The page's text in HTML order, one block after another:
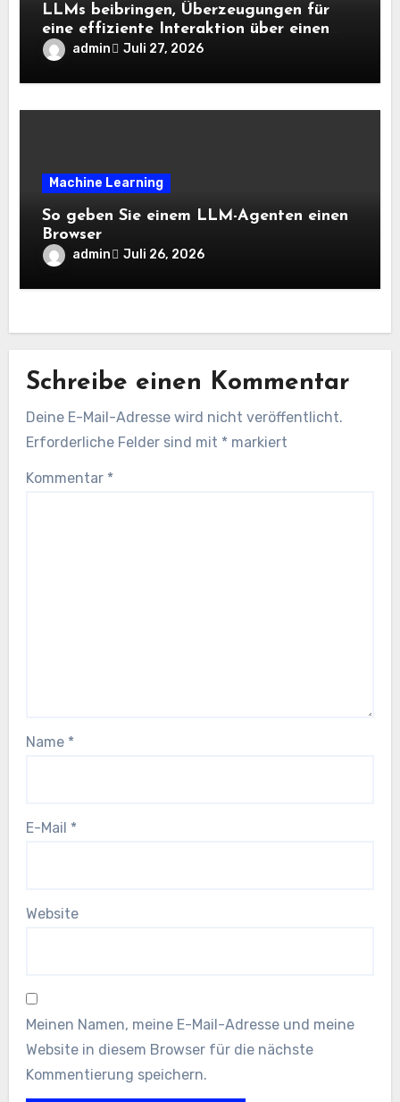
LLMs beibringen, Überzeugungen für
eine effiziente Interaktion über einen
langen Horizont hinweg zu aktualisieren
– The Berkeley Synthetic Intelligence
Analysis Weblog
admin Juli 27, 2026
Machine Learning
So geben Sie einem LLM-Agenten einen
Browser
admin Juli 26, 2026
Schreibe einen Kommentar
Deine E-Mail-Adresse wird nicht veröffentlicht.
Erforderliche Felder sind mit * markiert
Kommentar *
Name *
E-Mail *
Website
Meinen Namen, meine E-Mail-Adresse und meine
Website in diesem Browser für die nächste
Kommentierung speichern.